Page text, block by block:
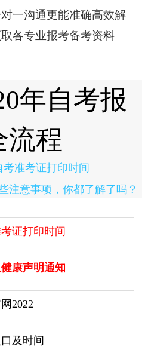
一沟通更能准确高效解
各专业报考备考资料
考准考证打印时间
注意事项，你都了解了吗？
证打印时间
康声明通知
2022
及时间